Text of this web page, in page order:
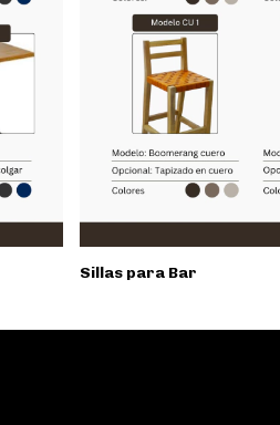
Sillas para Bar